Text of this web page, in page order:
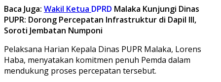
Baca Juga: Wakil Ketua DPRD Malaka Kunjungi Dinas
PUPR: Dorong Percepatan Infrastruktur di Dapil III,
Soroti Jembatan Numponi
Pelaksana Harian Kepala Dinas PUPR Malaka, Lorens
Haba, menyatakan komitmen penuh Pemda dalam
mendukung proses percepatan tersebut.